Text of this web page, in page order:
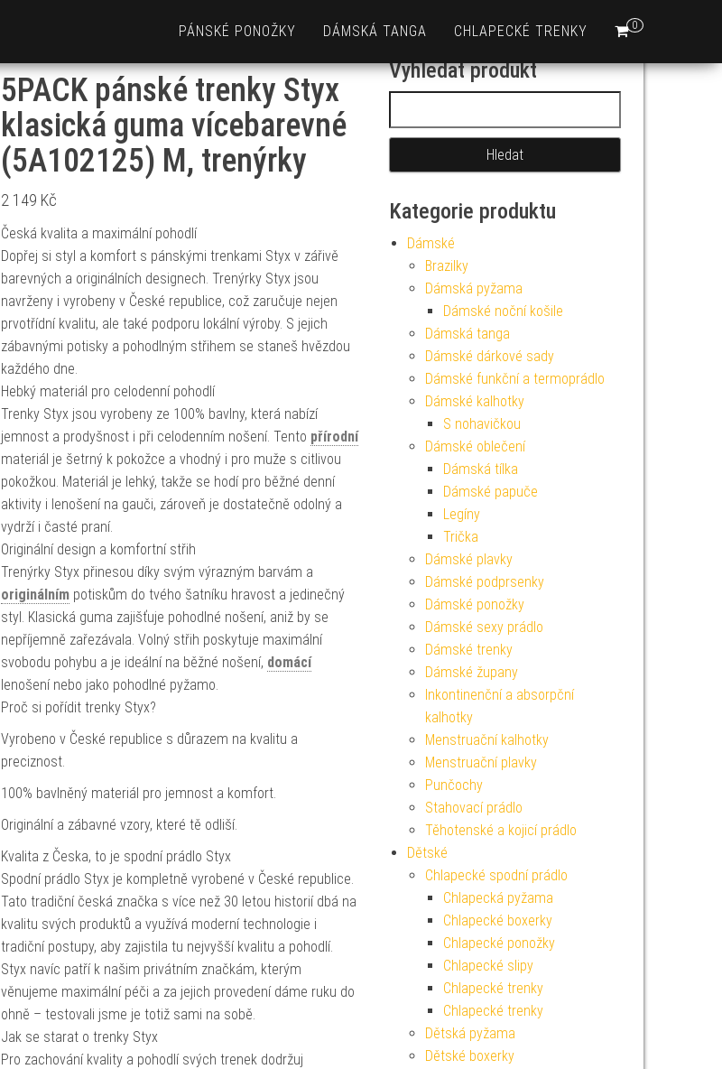
0
PÁNSKÉ PONOŽKY DÁMSKÁ TANGA CHLAPECKÉ TRENKY
5PACK pánské trenky Styx
klasická guma vícebarevné
(5A102125) M, trenýrky
2 149 Kč
Česká kvalita a maximální pohodlí
Dopřej si styl a komfort s pánskými trenkami Styx v zářivě
barevných a originálních designech. Trenýrky Styx jsou
navrženy i vyrobeny v České republice, což zaručuje nejen
prvotřídní kvalitu, ale také podporu lokální výroby. S jejich
zábavnými potisky a pohodlným střihem se staneš hvězdou
každého dne.
Hebký materiál pro celodenní pohodlí
Trenky Styx jsou vyrobeny ze 100% bavlny, která nabízí
jemnost a prodyšnost i při celodenním nošení. Tento přírodní
materiál je šetrný k pokožce a vhodný i pro muže s citlivou
pokožkou. Materiál je lehký, takže se hodí pro běžné denní
aktivity i lenošení na gauči, zároveň je dostatečně odolný a
vydrží i časté praní.
Originální design a komfortní střih
Trenýrky Styx přinesou díky svým výrazným barvám a
originálnímpotiskům do tvého šatníku hravost a jedinečný
styl. Klasická guma zajišťuje pohodlné nošení, aniž by se
nepříjemně zařezávala. Volný střih poskytuje maximální
svobodu pohybu a je ideální na běžné nošení, domácí
lenošení nebo jako pohodlné pyžamo.
Proč si pořídit trenky Styx?
Vyrobeno v České republice s důrazem na kvalitu a
preciznost.
100% bavlněný materiál pro jemnost a komfort.
Originální a zábavné vzory, které tě odliší.
Kvalita z Česka, to je spodní prádlo Styx
Spodní prádlo Styx je kompletně vyrobené v České republice.
Tato tradiční česká značka s více než 30 letou historií dbá na
kvalitu svých produktů a využívá moderní technologie i
tradiční postupy, aby zajistila tu nejvyšší kvalitu a pohodlí.
Styx navíc patří k našim privátním značkám, kterým
věnujeme maximální péči a za jejich provedení dáme ruku do
ohně – testovali jsme je totiž sami na sobě.
Jak se starat o trenky Styx
Pro zachování kvality a pohodlí svých trenek dodržuj
Vyhledat produkt
Kategorie produktu
Dámské
Brazilky
Dámská pyžama
Dámské noční košile
Dámská tanga
Dámské dárkové sady
Dámské funkční a termoprádlo
Dámské kalhotky
S nohavičkou
Dámské oblečení
Dámská tílka
Dámské papuče
Legíny
Trička
Dámské plavky
Dámské podprsenky
Dámské ponožky
Dámské sexy prádlo
Dámské trenky
Dámské župany
Inkontinenční a absorpční
kalhotky
Menstruační kalhotky
Menstruační plavky
Punčochy
Stahovací prádlo
Těhotenské a kojicí prádlo
Dětské
Chlapecké spodní prádlo
Chlapecká pyžama
Chlapecké boxerky
Chlapecké ponožky
Chlapecké slipy
Chlapecké trenky
Chlapecké trenky
Dětská pyžama
Dětské boxerky